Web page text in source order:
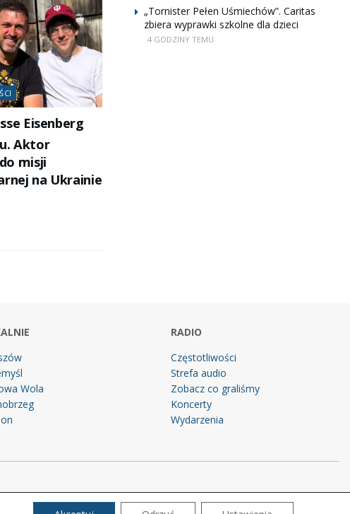
Eisenberg
Aktor
misji
na Ukrainie
„Tornister Pełen Uśmiechów”. Caritas
zbiera wyprawki szkolne dla dzieci
4 GODZINY TEMU
Wola
RADIO
Częstotliwości
Strefa audio
Zobacz co graliśmy
Koncerty
Wydarzenia